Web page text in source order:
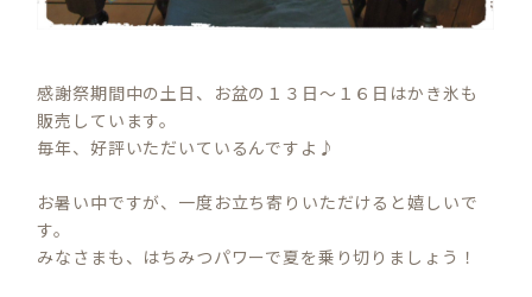
感謝祭期間中の土日、お盆の１３日～１６日はかき氷も
販売しています。
毎年、好評いただいているんですよ♪
お暑い中ですが、一度お立ち寄りいただけると嬉しいで
す。
みなさまも、はちみつパワーで夏を乗り切りましょう！